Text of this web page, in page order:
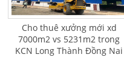
Cho thuê xưởng mới xd
7000m2 vs 5231m2 trong
KCN Long Thành Đồng Nai